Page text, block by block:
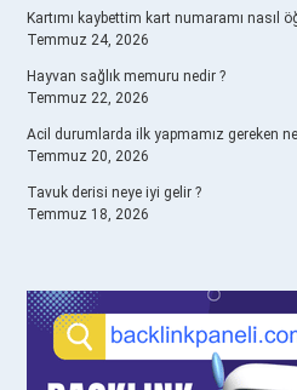
Kartımı kaybettim kart numaramı nasıl
Temmuz 24, 2026
Hayvan sağlık memuru nedir ?
Temmuz 22, 2026
Acil durumlarda ilk yapmamız gereken
Temmuz 20, 2026
Tavuk derisi neye iyi gelir ?
Temmuz 18, 2026